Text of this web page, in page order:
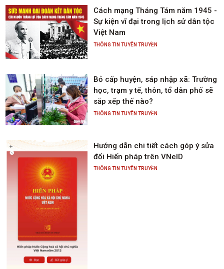
Cách mạng Tháng Tám năm 1945 -
Sự kiện vĩ đại trong lịch sử dân tộc
Việt Nam
THÔNG TIN TUYÊN TRUYỀN
Bỏ cấp huyện, sáp nhập xã: Trường
học, trạm y tế, thôn, tổ dân phố sẽ
sắp xếp thế nào?
THÔNG TIN TUYÊN TRUYỀN
Hướng dẫn chi tiết cách góp ý sửa
đổi Hiến pháp trên VNeID
THÔNG TIN TUYÊN TRUYỀN